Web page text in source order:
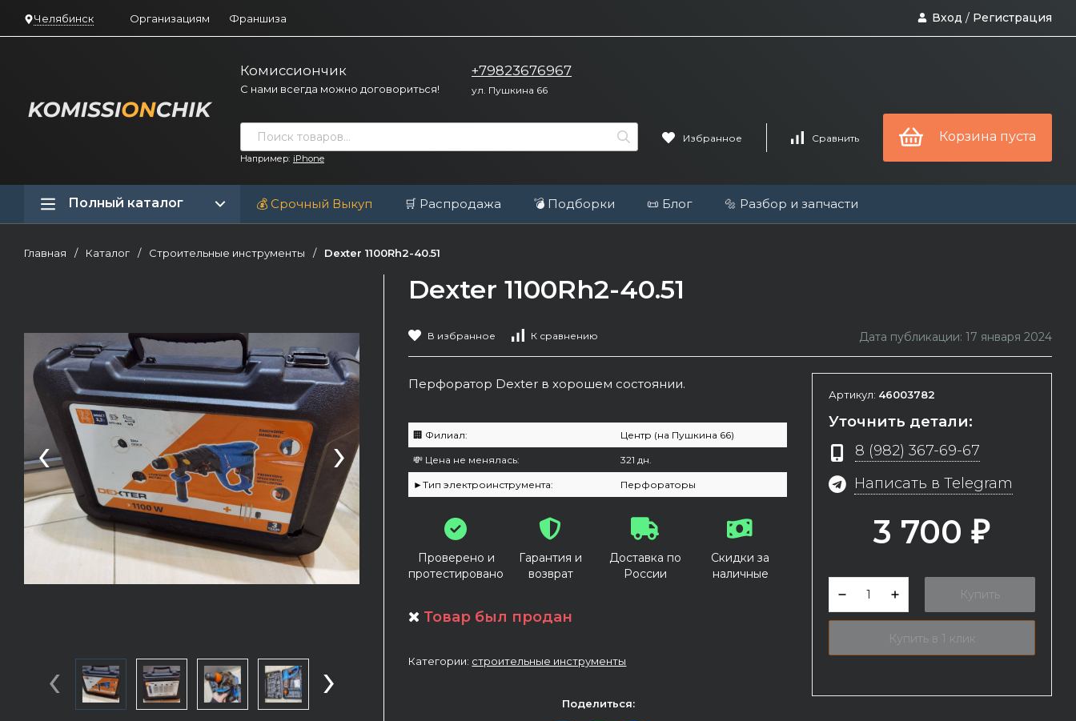
Челябинск Организациям Франшиза Вход / Регистрация
Комиссиончик
С нами всегда можно договориться!
+79823676967
ул. Пушкина 66
Например: iPhone
Избранное Сравнить Корзина пуста
Полный каталог 💰 Срочный Выкуп 🛒 Распродажа 💣 Подборки 📜 Блог 🔩 Разбор и запчасти
Главная / Каталог / Строительные инструменты / Dexter 1100Rh2-40.51
‹ ›
‹ ›
Dexter 1100Rh2-40.51
В избранное К сравнению Дата публикации: 17 января 2024
Перфоратор Dexter в хорошем состоянии.
🏢 Филиал: Центр (на Пушкина 66)
💸 Цена не менялась: 321 дн.
►Тип электроинструмента: Перфораторы
Проверено и
протестировано
Гарантия и
возврат
Доставка по
России
Скидки за
наличные
Товар был продан
Категории: строительные инструменты
Поделиться:
Артикул: 46003782
Уточнить детали:
8 (982) 367-69-67
Написать в Telegram
3 700 ₽
Купить
Купить в 1 клик